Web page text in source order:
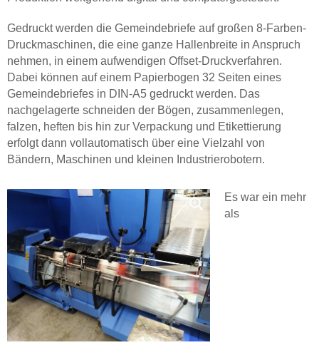
Gedruckt werden die Gemeindebriefe auf großen 8-Farben-
Druckmaschinen, die eine ganze Hallenbreite in Anspruch
nehmen, in einem aufwendigen Offset-Druckverfahren.
Dabei können auf einem Papierbogen 32 Seiten eines
Gemeindebriefes in DIN-A5 gedruckt werden. Das
nachgelagerte schneiden der Bögen, zusammenlegen,
falzen, heften bis hin zur Verpackung und Etikettierung
erfolgt dann vollautomatisch über eine Vielzahl von
Bändern, Maschinen und kleinen Industrierobotern.
Es war ein mehr
als